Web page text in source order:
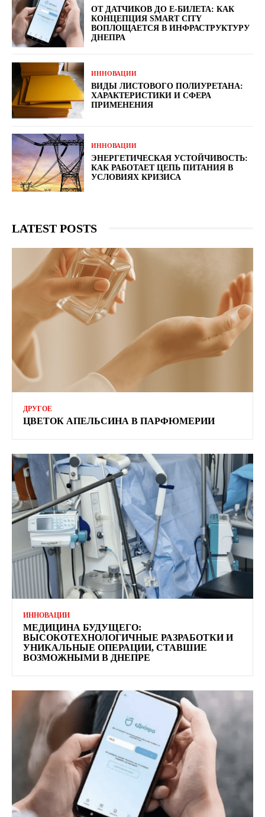
ОТ ДАТЧИКОВ ДО Е-БИЛЕТА: КАК
КОНЦЕПЦИЯ SMART CITY
ВОПЛОЩАЕТСЯ В ИНФРАСТРУКТУРУ
ДНЕПРА
ИННОВАЦИИ
ВИДЫ ЛИСТОВОГО ПОЛИУРЕТАНА:
ХАРАКТЕРИСТИКИ И СФЕРА
ПРИМЕНЕНИЯ
ИННОВАЦИИ
ЭНЕРГЕТИЧЕСКАЯ УСТОЙЧИВОСТЬ:
КАК РАБОТАЕТ ЦЕПЬ ПИТАНИЯ В
УСЛОВИЯХ КРИЗИСА
LATEST POSTS
ДРУГОЕ
ЦВЕТОК АПЕЛЬСИНА В ПАРФЮМЕРИИ
ИННОВАЦИИ
МЕДИЦИНА БУДУЩЕГО:
ВЫСОКОТЕХНОЛОГИЧНЫЕ РАЗРАБОТКИ И
УНИКАЛЬНЫЕ ОПЕРАЦИИ, СТАВШИЕ
ВОЗМОЖНЫМИ В ДНЕПРЕ